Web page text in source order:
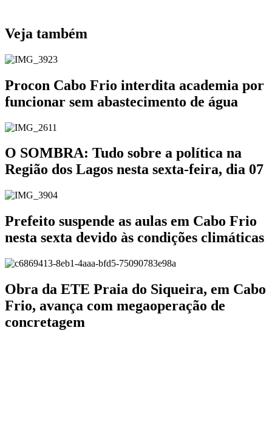
Veja também
Procon Cabo Frio interdita academia por
funcionar sem abastecimento de água
O SOMBRA: Tudo sobre a política na
Região dos Lagos nesta sexta-feira, dia 07
Prefeito suspende as aulas em Cabo Frio
nesta sexta devido às condições climáticas
Obra da ETE Praia do Siqueira, em Cabo
Frio, avança com megaoperação de
concretagem